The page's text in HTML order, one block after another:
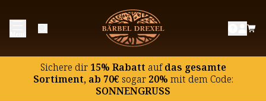
Sichere dir15% Rabatt aufdas gesamte
Sortiment, ab 70€ sogar20% mit dem Code:
SONNENGRUSS
Was ist basische Ernährung und warum ist
sie sinnvoll?
Basische Lebensmittel nach Lebensmittelkategorien
Basenbildendes Gemüse (inkl. Pilze)
Basenbildendes Obst